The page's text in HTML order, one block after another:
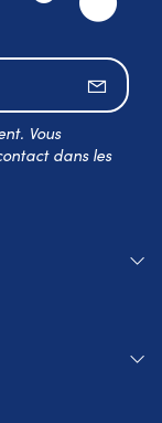
Vous
dans les